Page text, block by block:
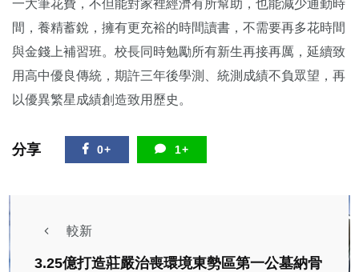
一大筆花費，不但能對家裡經濟有所幫助，也能減少通勤時
間，養精蓄銳，擁有更充裕的時間讀書，不需要再多花時間
與金錢上補習班。校長同時勉勵所有新生再接再厲，延續致
用高中優良傳統，期許三年後學測、統測成績不負眾望，再
以優異繁星成績創造致用歷史。
分享 0+ 1+
較新
3.25億打造莊嚴治喪環境東勢區第一公墓納骨